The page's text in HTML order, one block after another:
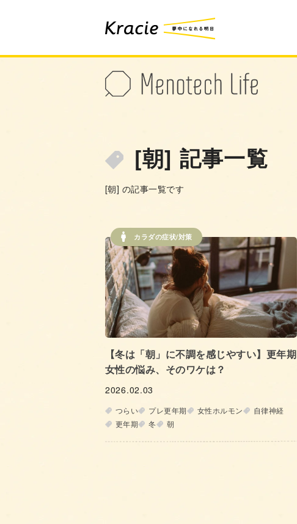
[朝] 記事一覧
[朝] の記事一覧です
カラダの症状/対策
【冬は「朝」に不調を感じやすい】更年期
女性の悩み、そのワケは？
2026.02.03
つらい プレ更年期 女性ホルモン
自律神経
更年期
冬 朝